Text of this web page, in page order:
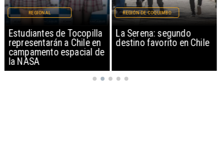
Estudiantes de Tocopilla
representarán a Chile en
campamento espacial de
la NASA
REGIONAL
La Serena: segundo
destino favorito en Chile
REGIÓN DE COQUIMBO